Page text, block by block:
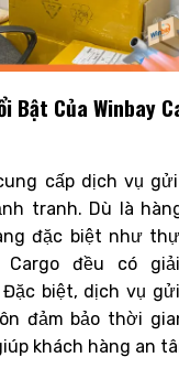
Bật Của Winbay
cấp dịch vụ
tranh. Dù là
đặc biệt như
Cargo đều có
biệt, dịch vụ
đảm bảo thời
khách hàng an